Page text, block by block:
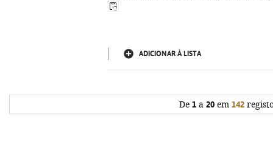
ADICIONAR À LISTA
De 1 a 20 em 142